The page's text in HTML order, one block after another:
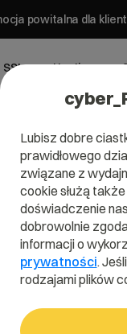
powitalna dla
SSL Hosting
w
Lubisz dobre
prawidłowego
związane z
cookie służą
doświadczenie
dobrowolnie
informacji o
prywatności.
rodzajami plików